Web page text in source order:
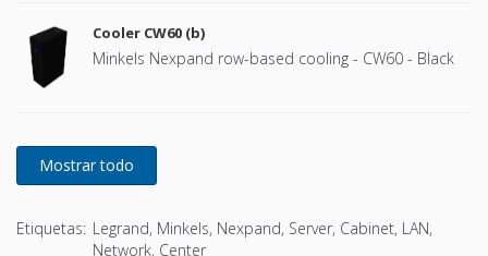
Cooler CW60 (b)
Minkels Nexpand row-based cooling - CW60 - Black
Etiquetas: Legrand, Minkels, Nexpand, Server, Cabinet, LAN,
Network, Center